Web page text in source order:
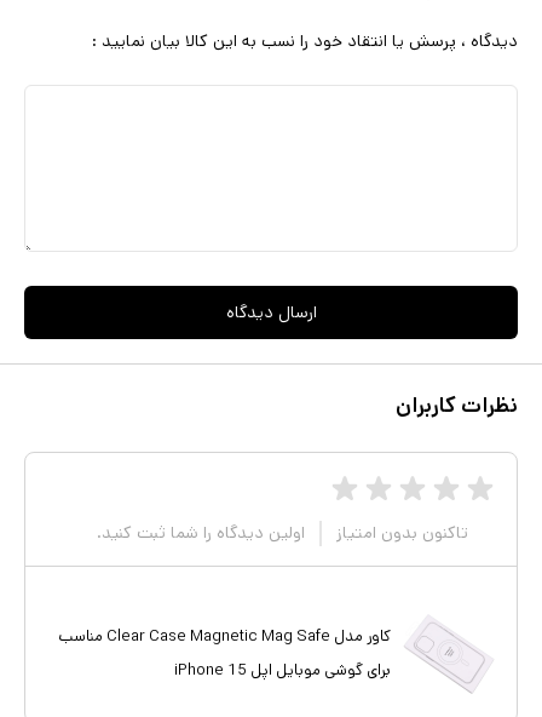
دیدگاه ، پرسش یا انتقاد خود را نسب به این کالا بیان نمایید :
ارسال دیدگاه
نظرات کاربران
تاکنون بدون امتیاز اولین دیدگاه را شما ثبت کنید.
کاور مدل Clear Case Magnetic Mag Safe مناسب
برای گوشی موبایل اپل iPhone 15